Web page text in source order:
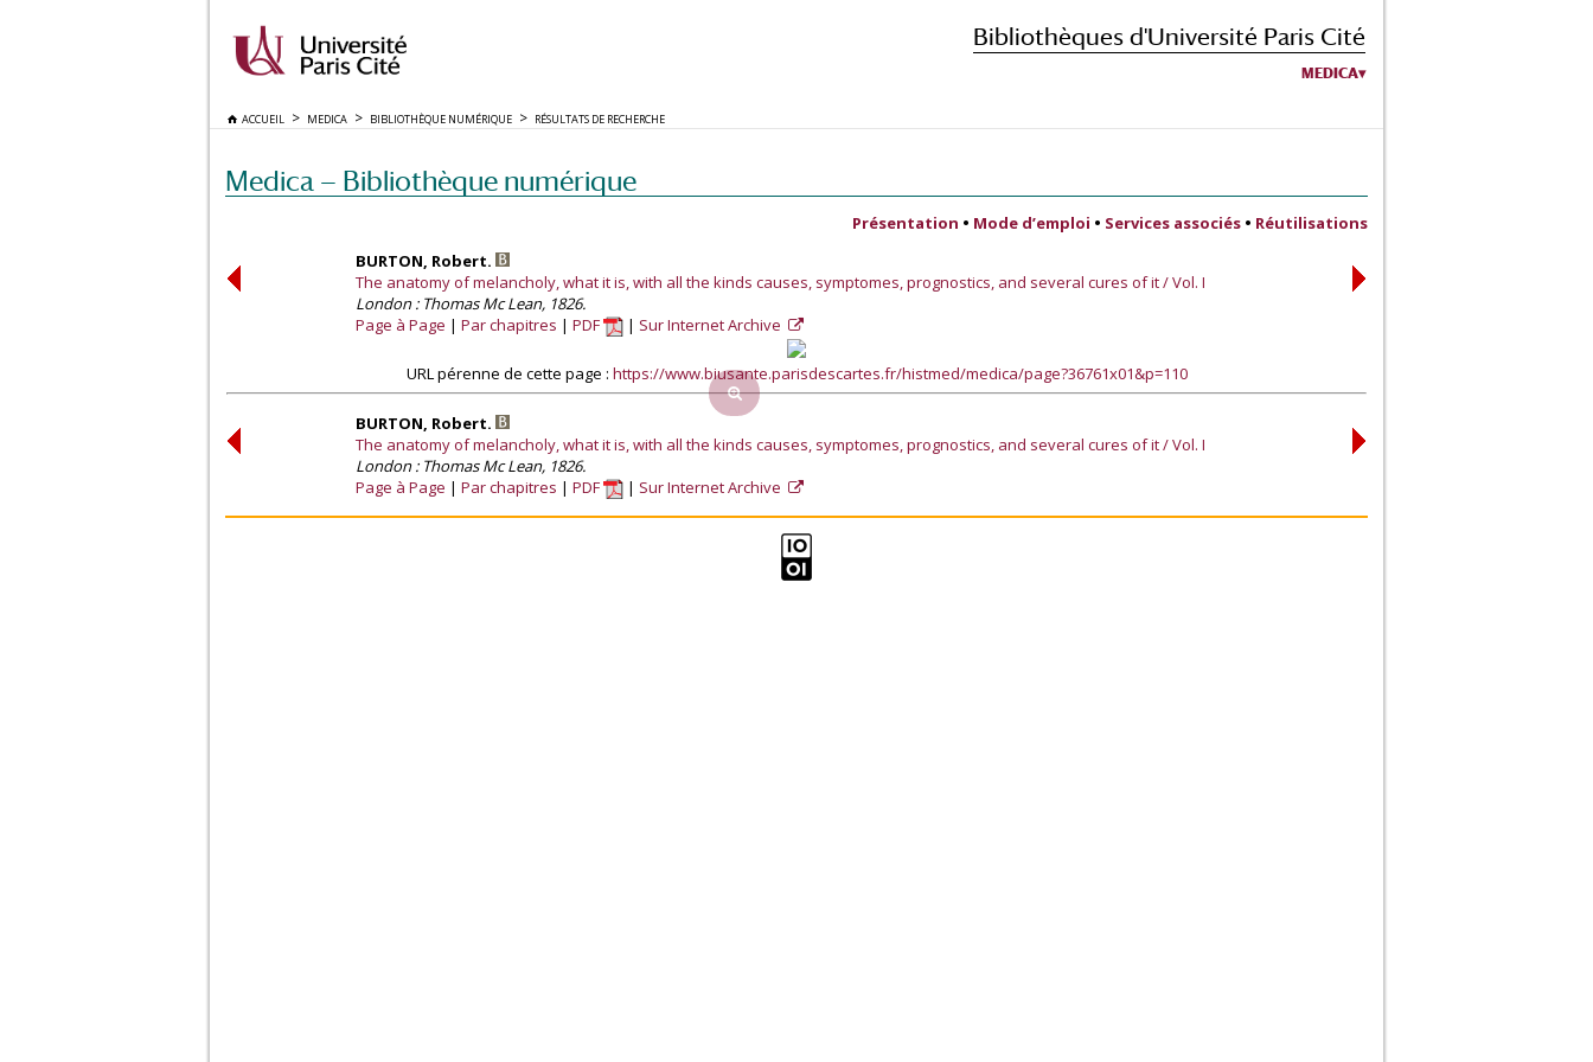
Bibliothèques d'Université Paris Cité
MEDICA
ACCUEIL MEDICA BIBLIOTHÈQUE NUMÉRIQUE RÉSULTATS DE RECHERCHE
Medica — Bibliothèque numérique
Présentation • Mode d’emploi • Services associés • Réutilisations
BURTON, Robert.
The anatomy of melancholy, what it is, with all the kinds causes, symptomes, prognostics, and several cures of it / Vol. I
London : Thomas Mc Lean, 1826.
Page à Page
Par chapitres PDF Sur Internet Archive
URL pérenne de cette page : https://www.biusante.parisdescartes.fr/histmed/medica/page?36761x01&p=110
BURTON, Robert.
The anatomy of melancholy, what it is, with all the kinds causes, symptomes, prognostics, and several cures of it / Vol. I
London : Thomas Mc Lean, 1826.
Page à Page
Par chapitres PDF Sur Internet Archive